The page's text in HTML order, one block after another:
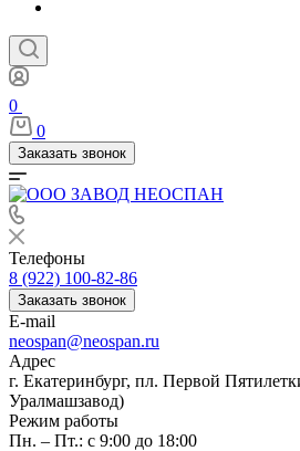
0
0
Заказать звонок
Телефоны
8 (922) 100-82-86
Заказать звонок
E-mail
neospan@neospan.ru
Адрес
г. Екатеринбург, пл. Первой
Уралмашзавод)
Режим работы
Пн. – Пт.: с 9:00 до 18:00